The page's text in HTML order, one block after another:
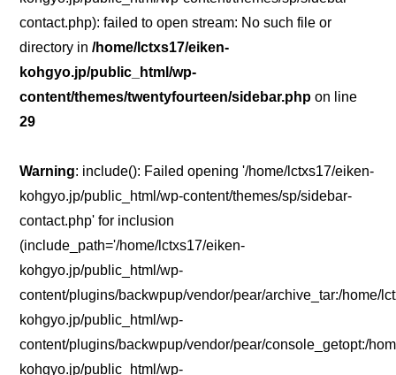
contact.php): failed to open stream: No such file or
directory in/home/lctxs17/eiken-
kohgyo.jp/public_html/wp-
content/themes/twentyfourteen/sidebar.php on line
29
Warning: include(): Failed opening '/home/lctxs17/eiken-
kohgyo.jp/public_html/wp-content/themes/sp/sidebar-
contact.php' for inclusion
(include_path='/home/lctxs17/eiken-
kohgyo.jp/public_html/wp-
content/plugins/backwpup/vendor/pear/archive_tar:/home/
kohgyo.jp/public_html/wp-
content/plugins/backwpup/vendor/pear/console_getopt:/
kohgyo.jp/public_html/wp-